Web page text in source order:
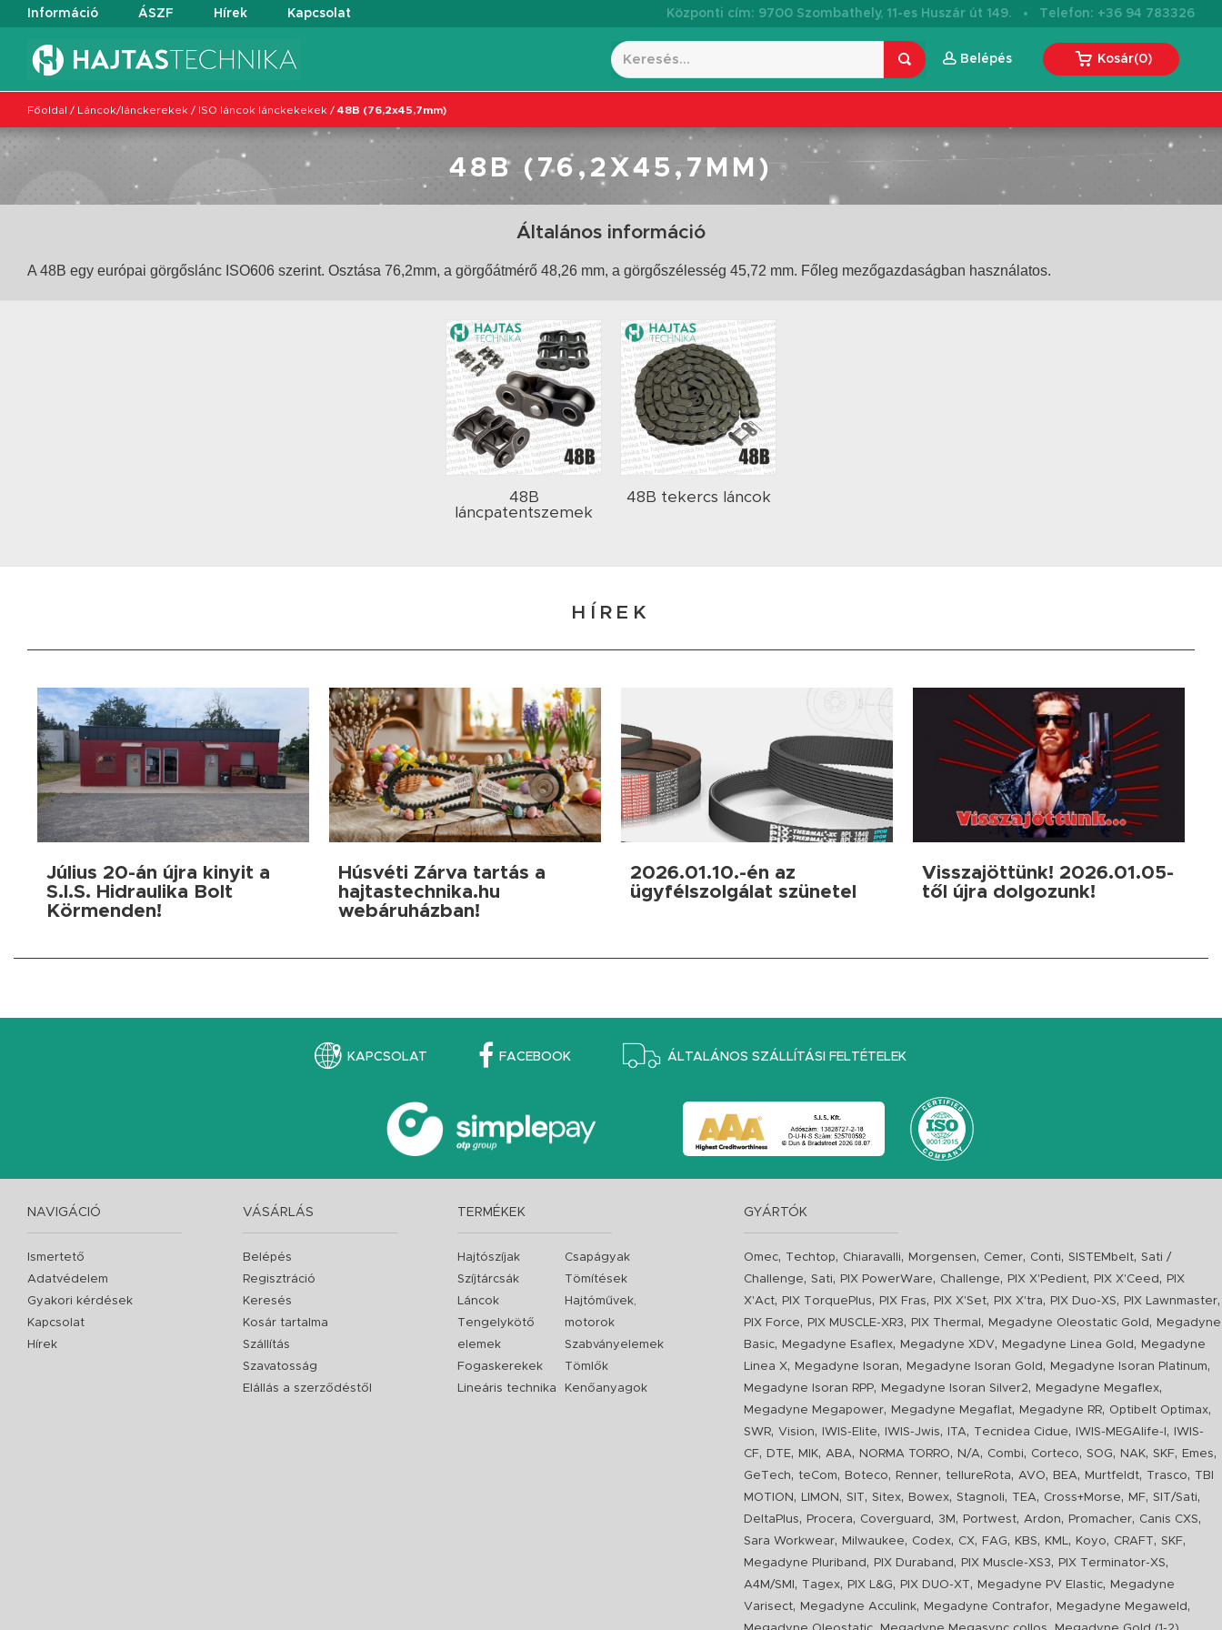
Információ ÁSZF Hírek Kapcsolat Központi cím: 9700 Szombathely, 11-es Huszár út 149. · Telefon: +36 94 783326
Belépés Kosár(0)
Főoldal / Láncok/lánckerekek / ISO láncok lánckekekek /48B (76,2x45,7mm)
48B (76,2X45,7MM)
Általános információ
A 48B egy európai görgőslánc ISO606 szerint. Osztása 76,2mm, a görgőátmérő 48,26 mm, a görgőszélesség 45,72 mm. Főleg mezőgazdaságban használatos.
48B
láncpatentszemek
48B tekercs láncok
HÍREK
Július 20-án újra kinyit a
S.I.S. Hidraulika Bolt
Körmenden!
Húsvéti Zárva tartás a
hajtastechnika.hu
webáruházban!
2026.01.10.-én az
ügyfélszolgálat szünetel
Visszajöttünk! 2026.01.05-
től újra dolgozunk!
KAPCSOLAT FACEBOOK ÁLTALÁNOS SZÁLLÍTÁSI FELTÉTELEK
NAVIGÁCIÓ
Ismertető
Adatvédelem
Gyakori kérdések
Kapcsolat
Hírek
VÁSÁRLÁS
Belépés
Regisztráció
Keresés
Kosár tartalma
Szállítás
Szavatosság
Elállás a szerződéstől
TERMÉKEK
Hajtószíjak
Szíjtárcsák
Láncok
Tengelykötő
elemek
Fogaskerekek
Lineáris technika
Csapágyak
Tömítések
Hajtóművek,
motorok
Szabványelemek
Tömlők
Kenőanyagok
GYÁRTÓK
Omec, Techtop, Chiaravalli, Morgensen, Cemer, Conti,SISTEMbelt,Sati /
Challenge,Sati, PIX PowerWare, Challenge, PIX X'Pedient, PIX X'Ceed ,
PIX
X'Act, PIX TorquePlus, PIX Fras, PIX X'Set, PIX X'tra, PIX Duo-XS, PIX Lawnmaster,
PIX Force, PIX MUSCLE-XR3, PIX Thermal , Megadyne Oleostatic Gold ,
Megadyne
Basic, Megadyne Esaflex, Megadyne XDV, Megadyne Linea Gold ,
Megadyne
Linea X, Megadyne Isoran, Megadyne Isoran Gold , Megadyne Isoran Platinum,
Megadyne Isoran RPP, Megadyne Isoran Silver2, Megadyne Megaflex,
Megadyne Megapower, Megadyne Megaflat, Megadyne RR, Optibelt Optimax,
SWR,Vision, IWIS-Elite, IWIS-Jwis, ITA, Tecnidea Cidue, IWIS-MEGAlife-I ,
IWIS-
CF, DTE, MIK, ABA, NORMA TORRO, N/A, Combi, Corteco,SOG, NAK,SKF, Emes,
GeTech, teCom, Boteco, Renner, tellureRota, AVO, BEA, Murtfeldt, Trasco, TBI
MOTION , LIMON ,SIT,Sitex, Bowex,Stagnoli, TEA, Cross+Morse, MF,SIT/Sati,
DeltaPlus, Procera, Coverguard , 3M , Portwest, Ardon, Promacher, Canis CXS,
Sara Workwear, Milwaukee, Codex, CX, FAG, KBS, KML, Koyo, CRAFT,SKF,
Megadyne Pluriband , PIX Duraband , PIX Muscle-XS3, PIX Terminator-XS,
A4M/SMI , Tagex, PIX L&G, PIX DUO-XT, Megadyne PV Elastic,
Megadyne
Varisect, Megadyne Acculink, Megadyne Contrafor, Megadyne Megaweld ,